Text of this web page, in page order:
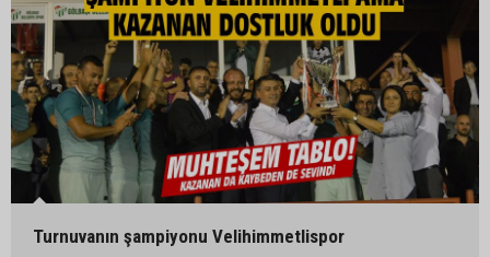
Turnuvanın şampiyonu Velihimmetlispor